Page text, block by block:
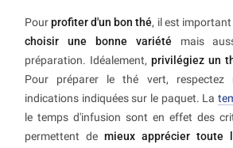
Pourprofiter d'un bon thé, il est
choisir une bonne variété mais
préparation. Idéalement, privilégiez un
Pour préparer le thé vert, respectez
indications indiquées sur le paquet. La
le temps d'infusion sont en effet des
permettent de mieux apprécier toute